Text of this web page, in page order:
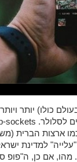
כולו) יותר
כמו ארצות הברית
למדינת
אם כן, ה"פופ